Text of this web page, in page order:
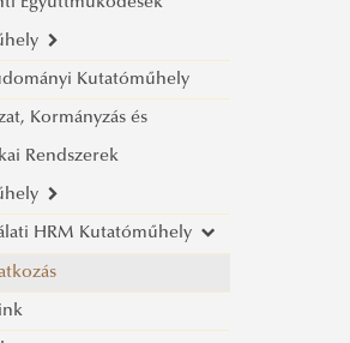
lehetőségei és
kapcsolatos
mérések
2017.
Átnyúló
Közép-európai
(CESCI)
dokumentumaink
képekben
Kutatóműhely
Kormányzás és
Rendszerek
vezető
HRM Kutatóműhely